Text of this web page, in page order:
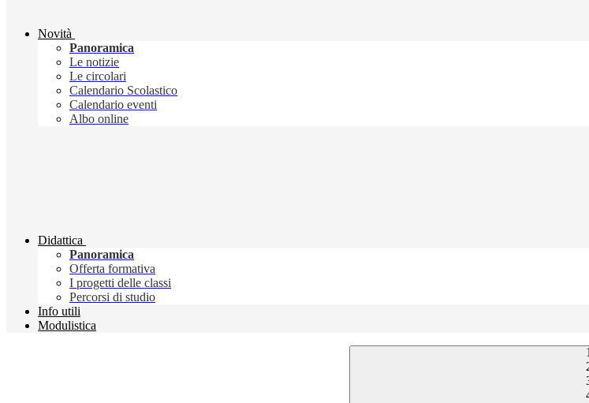
Novità
Panoramica
Le notizie
Le circolari
Calendario Scolastico
Calendario eventi
Albo online
Didattica
Panoramica
Offerta formativa
I progetti delle classi
Percorsi di studio
Info utili
Modulistica